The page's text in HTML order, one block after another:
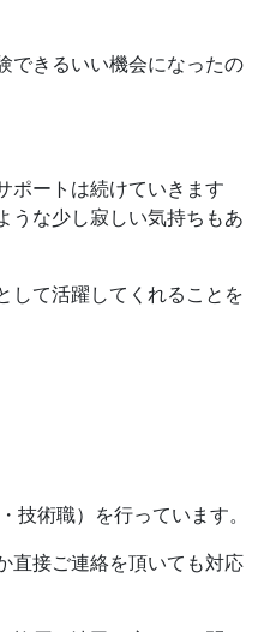
できるいい機会になったの
ポートは続けていきます
うな少し寂しい気持ちもあ
して活躍してくれることを
技術職）を行っています。
直接ご連絡を頂いても対応